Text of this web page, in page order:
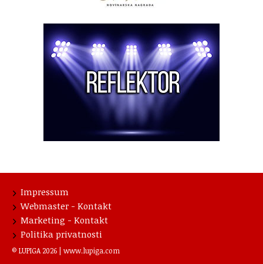
Impressum
Webmaster - Kontakt
Marketing - Kontakt
Politika privatnosti
© LUPIGA 2026 | www.lupiga.com